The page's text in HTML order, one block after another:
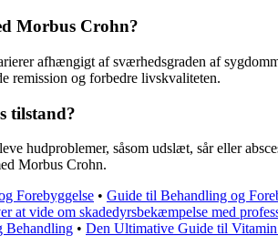
Morbus Crohn?
afhængigt af sværhedsgraden af
remission og forbedre livskvaliteten.
tilstand?
hudproblemer, såsom udslæt, sår eller
Morbus Crohn.
Forebyggelse • Guide til Behandling og
at vide om skadedyrsbekæmpelse med
Behandling • Den Ultimative Guide til